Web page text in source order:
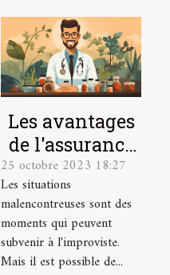
Les avantages
de l'assurance
santé pour les
salariés
25 octobre 2023 18:27
Les situations
malencontreuses sont des
moments qui peuvent
subvenir à l'improviste.
Mais il est possible de...